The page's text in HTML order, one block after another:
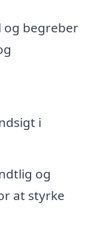
og begreber
i
og
at styrke